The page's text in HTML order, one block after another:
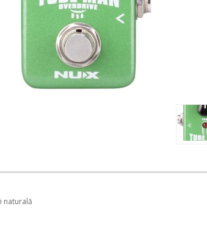
naturală